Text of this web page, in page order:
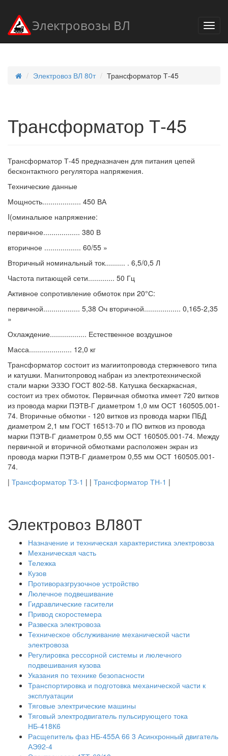
Электровозы ВЛ
Электровоз ВЛ 80т Трансформатор Т-45
Трансформатор Т-45
Трансформатор Т-45 предназначен для питания цепей
бесконтактного регулятора напряжения.
Технические данные
Мощность................... 450 ВА
I(оминалыюе напряжение:
первичное.................. 380 В
вторичное .................. 60/55 »
Вторичный номинальный ток.......... . 6,5/0,5 Л
Частота питающей сети............. 50 Гц
Активное сопротивление обмоток при 20°С:
первичной.................. 5,38 Оч вторичной.................. 0,165-2,35
»
Охлаждение.................. Естественное воздушное
Масса..................... 12,0 кг
Трансформатор состоит из магиитопровода стержневого типа
и катушки. Магнитопровод набран из электротехнической
стали марки ЭЗЗО ГОСТ 802-58. Катушка бескаркасная,
состоит из трех обмоток. Первичная обмотка имеет 720 витков
из провода марки ПЭТВ-Г диаметром 1,0 мм ОСТ 160505.001-
74. Вторичные обмотки - 120 витков из провода марки ПБД
диаметром 2,1 мм ГОСТ 16513-70 и ПО витков из провода
марки ПЭТВ-Г диаметром 0,55 мм ОСТ 160505.001-74. Между
первичной и вторичной обмотками расположен экран из
провода марки ПЭТВ-Г диаметром 0,55 мм ОСТ 160505.001-
74.
| Трансформатор ТЗ-1 | | Трансформатор ТН-1 |
Электровоз ВЛ80Т
Назначение и техническая характеристика электровоза
Механическая часть
Тележка
Кузов
Противоразгрузочное устройство
Люлечное подвешивание
Гидравлические гасители
Привод скоростемера
Развеска электровоза
Техническое обслуживание механической части
электровоза
Регулировка рессорной системы и люлечного
подвешивания кузова
Указания по технике безопасности
Транспортировка и подготовка механической части к
эксплуатации
Тяговые электрические машины
Тяговый электродвигатель пульсирующего тока
НБ-418К6
Расщепитель фаз НБ-455А 66 3 Асинхронный двигатель
АЭ92-4